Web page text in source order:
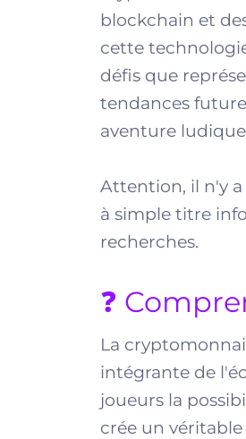
blockchain et
cette
défis que
tendances
aventure
Attention, il n'y
à simple titre
recherches.
❓
La
intégrante de
joueurs la
crée un